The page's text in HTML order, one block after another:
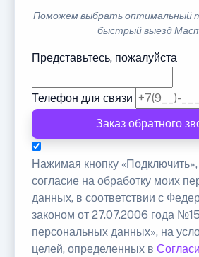
Поможем выбрать оптимальный
быстрый выезд
Представьтесь, пожалуйста
Телефон для связи
Заказ обратного
Нажимая кнопку
согласие на обработку моих
данных, в соответствии с
законом от 27.07.2006 года
персональных данных», на
целей, определенных в